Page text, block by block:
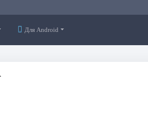
Для Android